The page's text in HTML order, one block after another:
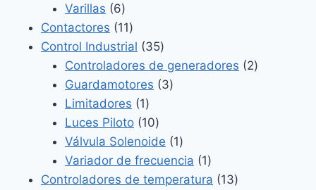
Varillas 66
productos
Contactores 1111
productos
Control Industrial 3535
productos
Controladores de generadores 22
Guardamotores 33
Limitadores 11
producto
Luces Piloto 1010
productos
Válvula Solenoide 11
producto
Variador de frecuencia 11
producto
Controladores de temperatura 1313